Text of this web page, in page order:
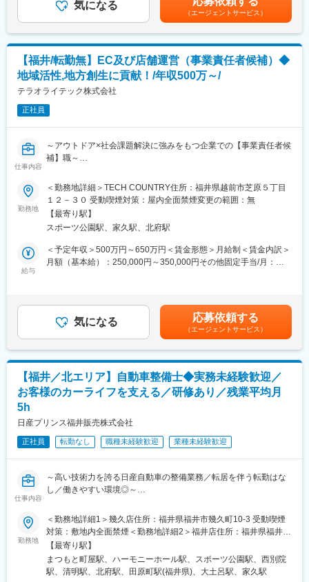
■評価面談など：
月1回程現場での面談があり、管理部門とは半年に1回程面談がご
ざいます。
■就業環境について：
マイカー通勤が可能で駐車場も無料です。昼食スペースや更衣室
もあり、希望者は弁当の注文なども可能です。
■当社について：
行っている会社です。
＜ご入社後～キャリアアップについて＞
慣れたら少しずつ扱う装置の数が増えてゆきます。
希望や能力に応じ、リーダーや班長といったマネジメント職にス
テップアップしていただくことも可能です。
電子部品の分野は日本の成長産業のひとつです。
日本の生活を支える製品製造に携わる一員になりませんか？
配属後は十分なOJTを受けられます。
また、資格取得支援・バックアップの充実により、自分のペース
評価し、給与に反映させる仕組みがあります。
■求人の魅力ポイント♪
＊最先端の技術が身に付く
＊資格取得支援制度あり
＊1年目から年収400万円が可能
医療器具・半導体・自動車など、様々な大手メーカーの製造現場
をサポートしている当社。
業績好調に伴い、新たな仲間を募集します！
◆働き方
2交替勤務：8：20～18：30／20：20～6：30
※別途固定残業2時間あり
変更の範囲：会社の定める業務
当を含めた表記です。
気になる
（エージェントサービス）
【福井/転勤無】EC及び店舗運営（事業責任者候補）◆
地域活性,地方創生に貢献！/年収500万～/
テラオライテック株式会社
正社員
仕事内容
～アウトドア×社会課題解決に強みをもつ企業での【事業責任者候
補】職～
方必見！
■求人概要
実店舗＋EC事業を統括し、次の成長を牽引する事業責任者候補募
集
■当社について
地場産業の活性化などを目的にアウトドアセレクトショップ
「TECH COUNTRY」を立上げ、オンライン/オフラインで伝統・
地域の技術などを活かしたグッズは販売しています。
実店舗運営、ECモール（楽天）運営、自社ECを展開。
アウトドア用品を通じて、地場産業や伝統工芸の価値を再定義
し、モノづくりと流通の両面から社会課題解決に挑戦していま
店舗×ECを横断した事業運営ノウハウと、理念起点で新規事業を
■仕事の詳細 具体的には・・・
・実店舗およびEC（楽天モール・自社EC）の売上／数値管理
・メンバーマネジメント（4～5名規模／リーダー含む）
・事業収支の管理、改善施策の立案・実行
・社会課題解決につながる新たな事業・商品アイデアの提案
■業務の特徴
勤務地
＜勤務地詳細＞TECH COUNTRY住所：福井県越前市芝原５丁目
１２－３０ 受動喫煙対策：屋内全面禁煙変更の範囲：無
【最寄り駅】
スポーツ公園駅、家久駅、北府駅
給与
＜予定年収＞500万円～650万円＜賃金形態＞月給制＜賃金内訳＞
月額（基本給）：250,000円～350,000円その他固定手当/月：
す。月給(月額)は固定手当を含めた表記です。
気になる 応募依頼する
（エージェントサービス）
【福井／北エリア】自動車整備士◆実務未経験歓迎／
お客様のカーライフを支える／研修あり／残業平均月
5h
日産プリンス福井販売株式会社
正社員 転勤なし 職種未経験歓迎 業種未経験歓迎
仕事内容
～高い技術力を誇る日産自動車の整備業務／転居を伴う転勤はな
し／働きやすい環境◎～
■業務内容：
当社の整備士として、日産自動車の整備業務をお任せします。
■具体的には：
・自動車の車検、点検、一般整備等、車のメンテナンス業務
・不具合内容の問診、整備結果説明、アドバイス等のお客様対応
勤務地
＜勤務地詳細1＞幾久店住所：福井県福井市幾久町10-3 受動喫煙
対策：敷地内全面禁煙＜勤務地詳細2＞福井店住所：福井県福井市
今市町54-1 受動喫煙対策：敷地内全面禁煙＜勤務地詳細3＞武生
店住所：福井県越前市芝原3-5-29 受動喫煙対策：敷地内全面禁煙
変更の範囲：会社の定める事業所
【最寄り駅】
まつもと町屋駅、ハーモニーホール駅、スポーツ公園駅、西別院
駅、清明駅、北府駅、田原町駅(福井県)、大土呂駅、家久駅